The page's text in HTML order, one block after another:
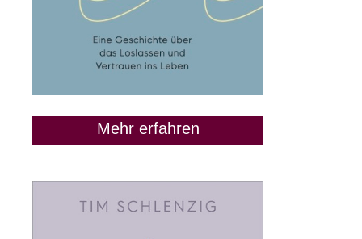
Mehr erfahren